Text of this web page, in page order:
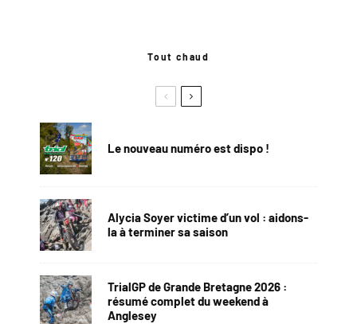
Tout chaud
Le nouveau numéro est dispo !
Alycia Soyer victime d’un vol : aidons-
la à terminer sa saison
TrialGP de Grande Bretagne 2026 :
résumé complet du weekend à
Anglesey